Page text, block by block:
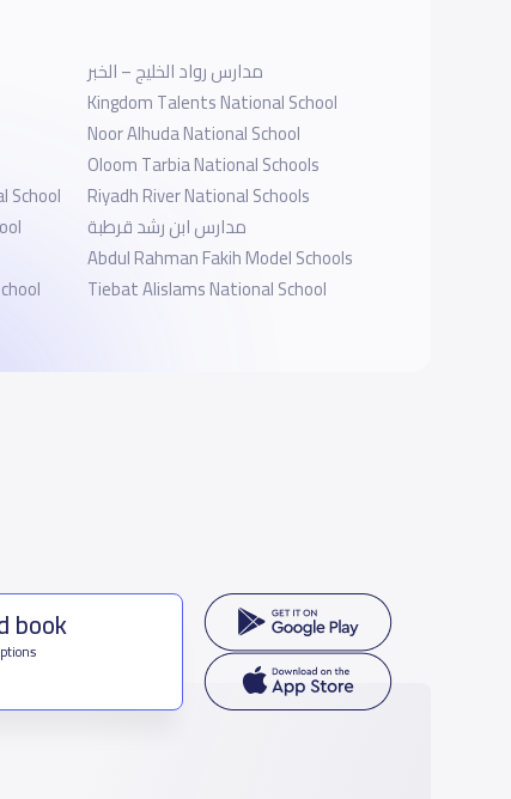
School
مدارس رواد الخليج – الخبر
Kingdom Talents National School
Noor Alhuda National School
Oloom Tarbia National Schools
Riyadh River National Schools
مدارس ابن رشد قرطبة
Abdul Rahman Fakih Model Schools
Tiebat Alislams National School
book